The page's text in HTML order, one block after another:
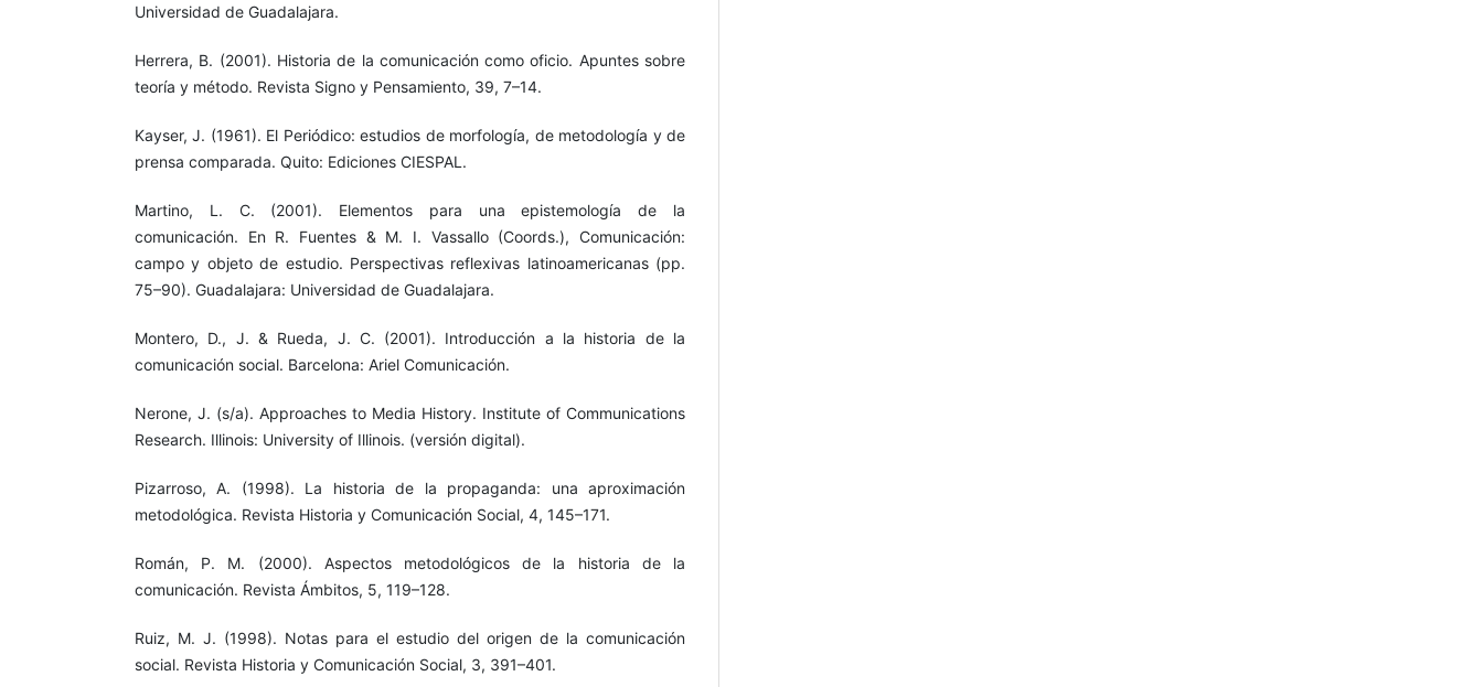
Universidad de Guadalajara.
Herrera, B. (2001). Historia de la comunicación como oficio. Apuntes sobre
teoría y método. Revista Signo y Pensamiento, 39, 7–14.
Kayser, J. (1961). El Periódico: estudios de morfología, de metodología y de
prensa comparada. Quito: Ediciones CIESPAL.
Martino, L. C. (2001). Elementos para una epistemología de la
comunicación. En R. Fuentes & M. I. Vassallo (Coords.), Comunicación:
campo y objeto de estudio. Perspectivas reflexivas latinoamericanas (pp.
75–90). Guadalajara: Universidad de Guadalajara.
Montero, D., J. & Rueda, J. C. (2001). Introducción a la historia de la
comunicación social. Barcelona: Ariel Comunicación.
Nerone, J. (s/a). Approaches to Media History. Institute of Communications
Research. Illinois: University of Illinois. (versión digital).
Pizarroso, A. (1998). La historia de la propaganda: una aproximación
metodológica. Revista Historia y Comunicación Social, 4, 145–171.
Román, P. M. (2000). Aspectos metodológicos de la historia de la
comunicación. Revista Ámbitos, 5, 119–128.
Ruiz, M. J. (1998). Notas para el estudio del origen de la comunicación
social. Revista Historia y Comunicación Social, 3, 391–401.